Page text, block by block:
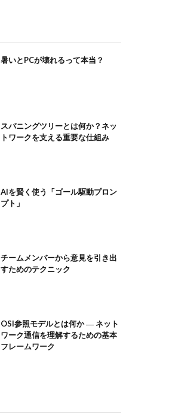
暑いとPCが壊れるって本当？
スパニングツリーとは何か？ネッ
トワークを支える重要な仕組み
AIを賢く使う「ゴール駆動プロン
プト」
チームメンバーから意見を引き出
すためのテクニック
OSI参照モデルとは何か ― ネット
ワーク通信を理解するための基本
フレームワーク